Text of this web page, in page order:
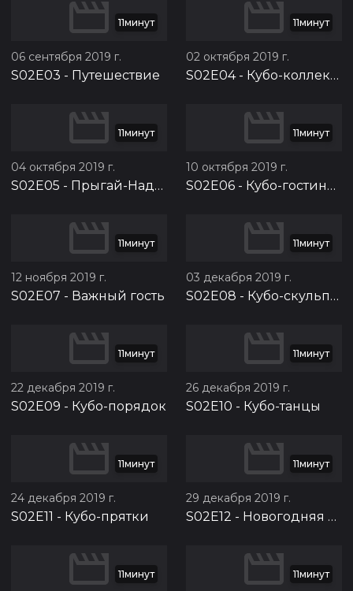
11минут
06 сентября 2019 г.
S02E03 - Путешествие
11минут
02 октября 2019 г.
S02E04- Кубо-коллекция
11минут
04 октября 2019 г.
S02E05 - Прыгай-Надувай!
11минут
10 октября 2019 г.
S02E06 - Кубо-гостиница
11минут
12 ноября 2019 г.
S02E07 - Важный гость
11минут
03 декабря 2019 г.
S02E08 - Кубо-скульптура
11минут
22 декабря 2019 г.
S02E09 - Кубо-порядок
11минут
26 декабря 2019 г.
S02E10 - Кубо-танцы
11минут
24 декабря 2019 г.
S02E11 - Кубо-прятки
11минут
29 декабря 2019 г.
S02E12 - Новогодняя история
11минут 11минут